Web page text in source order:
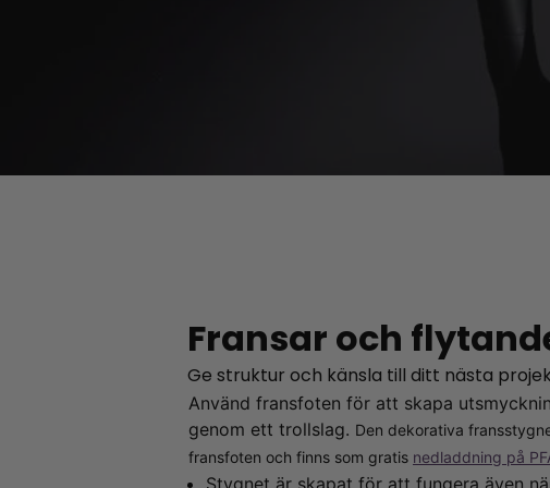
Fransar och
Ge struktur och känsla till ditt nästa
Använd fransfoten för att skapa
genom ett trollslag. Den dekorativa
fransfoten och finns som gratis nedladdning på
Stygnet är skapat för att fungera även